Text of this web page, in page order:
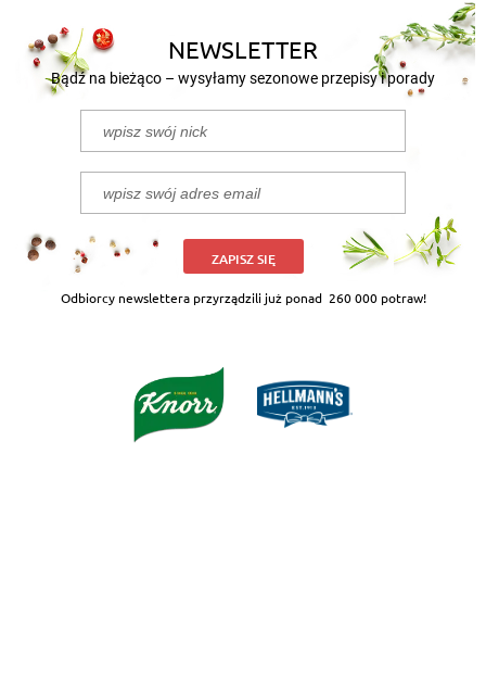
NEWSLETTER
Bądź na bieżąco – wysyłamy sezonowe przepisy i porady
ZAPISZ SIĘ
Odbiorcy newslettera przyrządzili już ponad 260 000 potraw!